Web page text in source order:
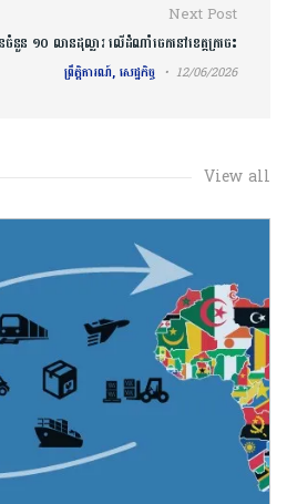
Next Post
នួន ១០ លានដុល្លារ លើដំណាំចេកនៅខេត្តក្រចេះ
ព្រឹត្តិការណ៍, សេដ្ឋកិច្ច 12/06/2026
View all